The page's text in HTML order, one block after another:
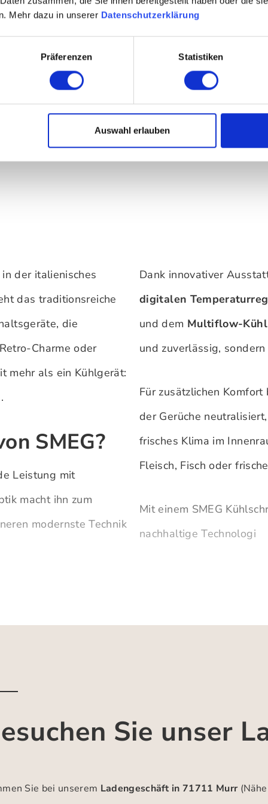
Mehr dazu in unserer Datenschutzerklärung
Präferenzen Statistiken
Auswahl erlauben
der italienisches
das traditionsreiche
die
Charme oder
mehr als ein Kühlgerät:
SMEG?
Leistung mit
macht ihn zum
modernste Technik
Dank innovativer
digitalen
und dem Multiflow-
und zuverlässig,
Für zusätzlichen
der Gerüche
frisches Klima im
Fleisch, Fisch oder
Mit einem SMEG
nachhaltige Technologi
Sie unser
Sie bei unserem Ladengeschäft in 71711 Murr